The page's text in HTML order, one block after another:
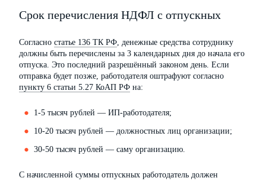
Срок перечисления НДФЛ с отпускных
Согласно статье 136 ТК РФ, денежные средства сотруднику
должны быть перечислены за 3 календарных дня до начала его
отпуска. Это последний разрешённый законом день. Если
отправка будет позже, работодателя оштрафуют согласно
пункту 6 статьи 5.27 КоАП РФ на:
1-5 тысяч рублей — ИП-работодателя;
10-20 тысяч рублей — должностных лиц организации;
30-50 тысяч рублей — саму организацию.
С начисленной суммы отпускных работодатель должен